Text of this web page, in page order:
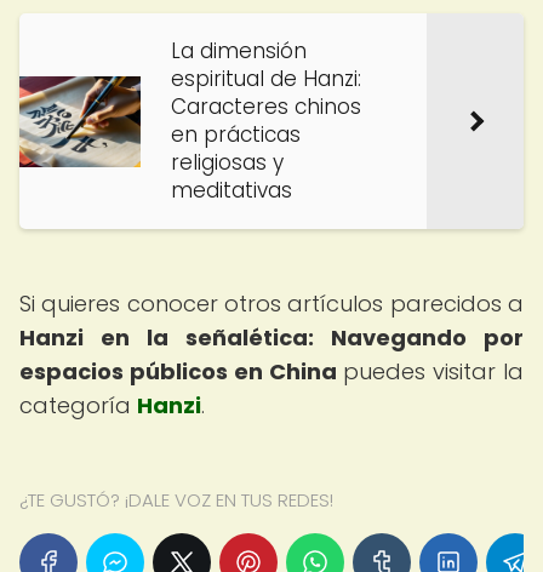
La dimensión
espiritual de Hanzi:
Caracteres chinos
en prácticas
religiosas y
meditativas
Si quieres conocer otros artículos parecidos a
Hanzi en la señalética: Navegando por
espacios públicos en China puedes visitar la
categoría Hanzi.
¿TE GUSTÓ? ¡DALE VOZ EN TUS REDES!